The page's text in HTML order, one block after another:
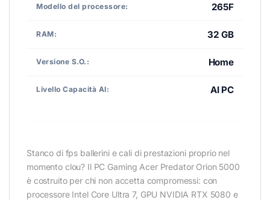
Modello del processore: 265F
RAM: 32 GB
Versione S.O.: Home
Livello Capacità AI: AI PC
Stanco di fps ballerini e cali di prestazioni proprio nel
momento clou? Il PC Gaming Acer Predator Orion 5000
è costruito per chi non accetta compromessi: con
processore Intel Core Ultra 7, GPU NVIDIA RTX 5080 e